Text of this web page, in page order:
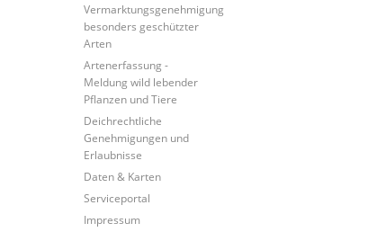
Vermarktungsgenehmigung
besonders geschützter
Arten
Artenerfassung -
Meldung wild lebender
Pflanzen und Tiere
Deichrechtliche
Genehmigungen und
Erlaubnisse
Daten & Karten
Serviceportal
Impressum